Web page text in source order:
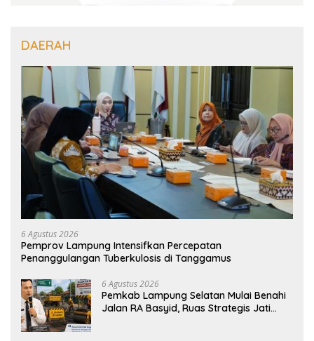
DAERAH
6 Agustus 2026
Pemprov Lampung Intensifkan Percepatan
Penanggulangan Tuberkulosis di Tanggamus
6 Agustus 2026
Pemkab Lampung Selatan Mulai Benahi
Jalan RA Basyid, Ruas Strategis Jati